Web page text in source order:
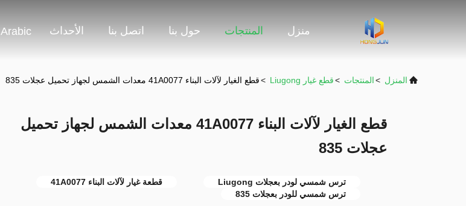
منزل المنتجات حول بنا اتصل بنا الأحداث Arabic
المنزل >المنتجات >قطع غيار Liugong >قطع الغيار لآلات البناء 41A0077 معدات الشمس لجهاز تحميل عجلات 835
قطع الغيار لآلات البناء 41A0077 معدات الشمس لجهاز تحميل
عجلات 835
ترس شمسي لودر بعجلات Liugong
قطعة غيار لآلات البناء 41A0077
ترس شمسي للودر بعجلات 835